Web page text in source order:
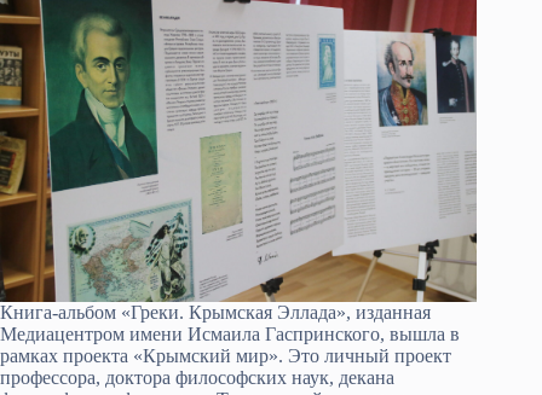
Книга-альбом «Греки. Крымская Эллада», изданная
Медиацентром имени Исмаила Гаспринского, вышла в
рамках проекта «Крымский мир». Это личный проект
профессора, доктора философских наук, декана